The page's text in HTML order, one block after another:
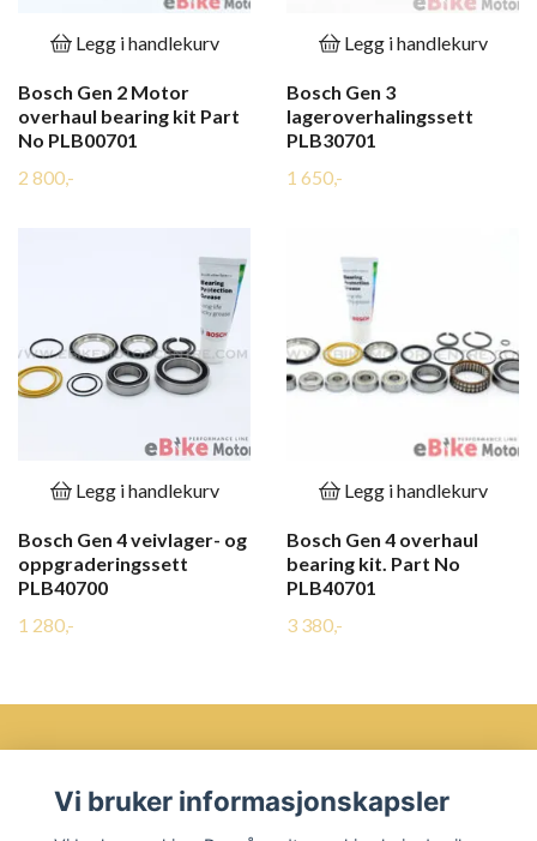
Legg i handlekurv
Bosch Gen 2 Motor
overhaul bearing kit Part
No PLB00701
2 800,-
Legg i handlekurv
Bosch Gen 3
lageroverhalingssett
PLB30701
1 650,-
Legg i handlekurv
Bosch Gen 4 veivlager- og
oppgraderingssett
PLB40700
1 280,-
Legg i handlekurv
Bosch Gen 4 overhaul
bearing kit. Part No
PLB40701
3 380,-
Øvre Bakklandet 35 7016 Trondheim
Vi bruker informasjonskapsler